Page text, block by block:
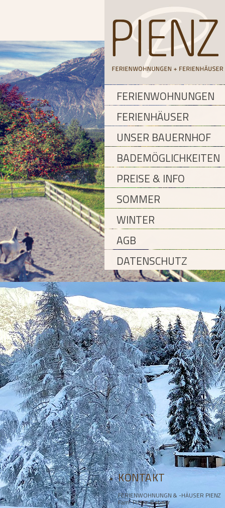
FERIENWOHNUNGEN
FERIENHÄUSER
UNSER BAUERNHOF
BADEMÖGLICHKEITEN
PREISE & INFO
SOMMER
WINTER
AGB
DATENSCHUTZ
KONTAKT
FERIENWOHNUNGN & -HÄUSER PIENZ
Fam. Pienz-Bobnar